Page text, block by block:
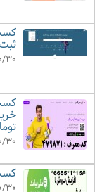
30
30
30